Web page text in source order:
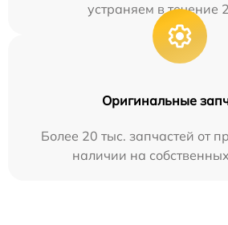
устраняем в течение
Оригинальные
Более 20 тыс. запчастей от
наличии на